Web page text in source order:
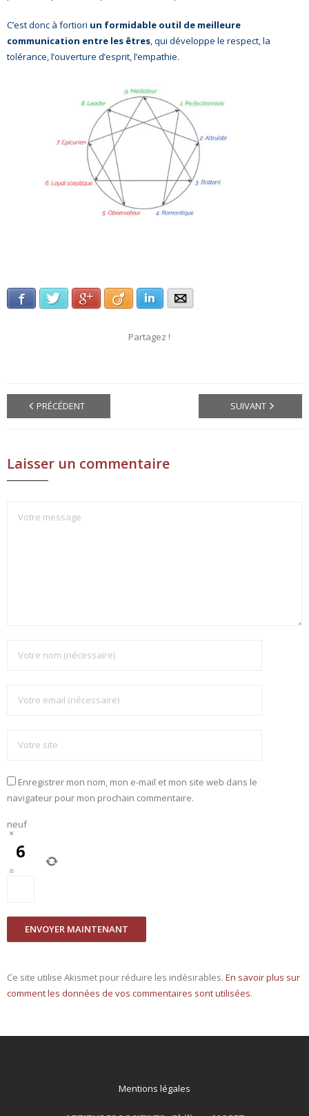
C’est donc à fortiori un formidable outil de meilleure
communication entre les êtres, qui développe le respect, la
tolérance, l’ouverture d’esprit, l’empathie.
FacebookTwitterGoogle+ Viadeo LinkedInE-mail
Partagez !
PRÉCÉDENT SUIVANT
Laisser un commentaire
Enregistrer mon nom, mon e-mail et mon site web dans le
navigateur pour mon prochain commentaire.
neuf
×
=
Ce site utilise Akismet pour réduire les indésirables. En savoir plus sur
comment les données de vos commentaires sont utilisées.
Mentions légales